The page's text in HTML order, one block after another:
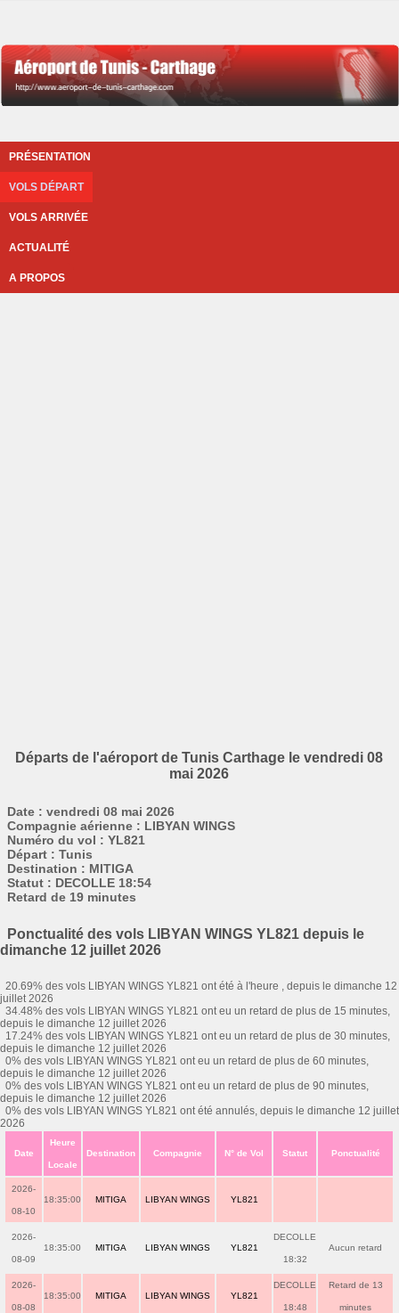
PRÉSENTATION
VOLS DÉPART
VOLS ARRIVÉE
ACTUALITÉ
A PROPOS
Départs de l'aéroport de Tunis Carthage le vendredi 08
mai 2026
Date : vendredi 08 mai 2026
Compagnie aérienne : LIBYAN WINGS
Numéro du vol : YL821
Départ : Tunis
Destination : MITIGA
Statut : DECOLLE 18:54
Retard de 19 minutes
Ponctualité des vols LIBYAN WINGS YL821 depuis le
dimanche 12 juillet 2026
20.69% des vols LIBYAN WINGS YL821 ont été à l'heure , depuis le dimanche 12
juillet 2026
34.48% des vols LIBYAN WINGS YL821 ont eu un retard de plus de 15 minutes,
depuis le dimanche 12 juillet 2026
17.24% des vols LIBYAN WINGS YL821 ont eu un retard de plus de 30 minutes,
depuis le dimanche 12 juillet 2026
0% des vols LIBYAN WINGS YL821 ont eu un retard de plus de 60 minutes,
depuis le dimanche 12 juillet 2026
0% des vols LIBYAN WINGS YL821 ont eu un retard de plus de 90 minutes,
depuis le dimanche 12 juillet 2026
0% des vols LIBYAN WINGS YL821 ont été annulés, depuis le dimanche 12 juillet
2026
Date
Heure
Locale
Destination Compagnie N° de Vol Statut Ponctualité
2026-
08-10
18:35:00 MITIGA LIBYAN WINGS YL821
2026-
08-09
18:35:00 MITIGA LIBYAN WINGS YL821
DECOLLE
18:32
Aucun retard
2026-
08-08
18:35:00 MITIGA LIBYAN WINGS YL821
DECOLLE
18:48
Retard de 13
minutes